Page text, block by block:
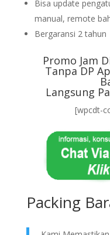
Bisa update
manual, remote
Bergaransi 2 tahun
Promo Jam
Tanpa DP
Langsung
[wpcdt-
Packing